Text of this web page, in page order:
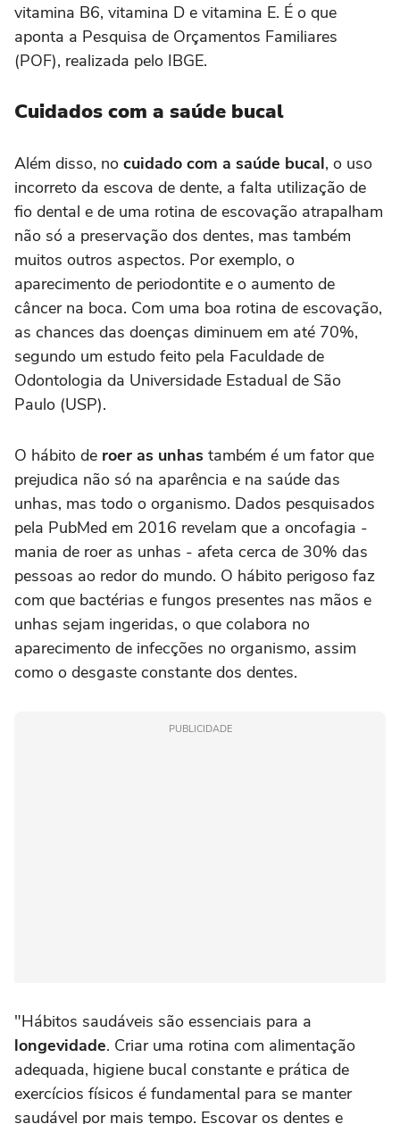
vitamina B6, vitamina D e vitamina E. É o que
aponta a Pesquisa de Orçamentos Familiares
(POF), realizada pelo IBGE.
Cuidados com a saúde bucal
Além disso, no cuidado com a saúde bucal, o uso
incorreto da escova de dente, a falta utilização de
fio dental e de uma rotina de escovação atrapalham
não só a preservação dos dentes, mas também
muitos outros aspectos. Por exemplo, o
aparecimento de periodontite e o aumento de
câncer na boca. Com uma boa rotina de escovação,
as chances das doenças diminuem em até 70%,
segundo um estudo feito pela Faculdade de
Odontologia da Universidade Estadual de São
Paulo (USP).
O hábito de roer as unhas também é um fator que
prejudica não só na aparência e na saúde das
unhas, mas todo o organismo. Dados pesquisados
pela PubMed em 2016 revelam que a oncofagia -
mania de roer as unhas - afeta cerca de 30% das
pessoas ao redor do mundo. O hábito perigoso faz
com que bactérias e fungos presentes nas mãos e
unhas sejam ingeridas, o que colabora no
aparecimento de infecções no organismo, assim
como o desgaste constante dos dentes.
PUBLICIDADE
"Hábitos saudáveis são essenciais para a
longevidade. Criar uma rotina com alimentação
adequada, higiene bucal constante e prática de
exercícios físicos é fundamental para se manter
saudável por mais tempo. Escovar os dentes e